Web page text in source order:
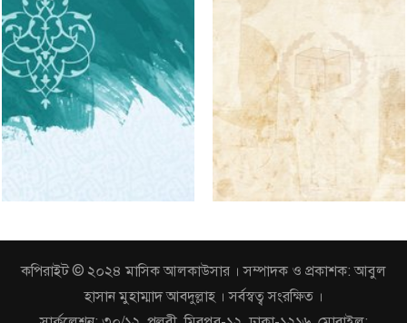
কপিরাইট © ২০২৪ মাসিক আলকাউসার । সম্পাদক ও প্রকাশক: আবুল
হাসান মুহাম্মাদ আবদুল্লাহ । সর্বস্বত্ব সংরক্ষিত ।